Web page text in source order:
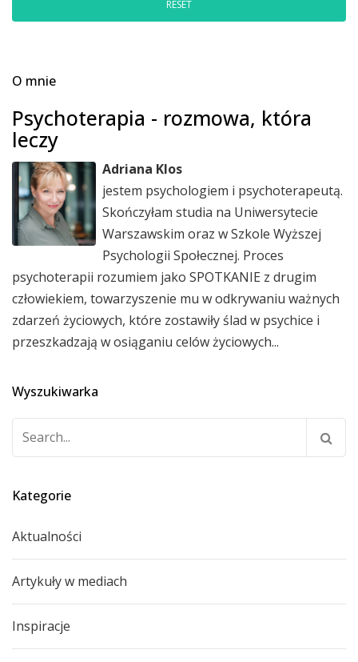
RESET
O mnie
Psychoterapia - rozmowa, która
leczy
Adriana Klos
jestem psychologiem i psychoterapeutą.
Skończyłam studia na Uniwersytecie
Warszawskim oraz w Szkole Wyższej
Psychologii Społecznej. Proces
psychoterapii rozumiem jako SPOTKANIE z drugim
człowiekiem, towarzyszenie mu w odkrywaniu ważnych
zdarzeń życiowych, które zostawiły ślad w psychice i
przeszkadzają w osiąganiu celów życiowych...
Wyszukiwarka
Kategorie
Aktualności
Artykuły w mediach
Inspiracje